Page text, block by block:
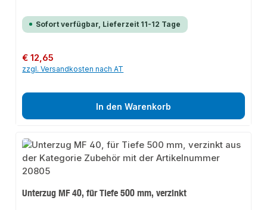
Sofort verfügbar, Lieferzeit 11-12 Tage
Regulärer Preis:
€ 12,65
zzgl. Versandkosten nach AT
In den Warenkorb
Unterzug MF 40, für Tiefe 500 mm, verzinkt